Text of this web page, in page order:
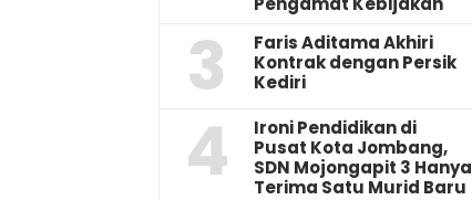
3
Faris Aditama Akhiri
Kontrak dengan Persik
Kediri
4
Ironi Pendidikan di
Pusat Kota Jombang,
SDN Mojongapit 3 Hanya
Terima Satu Murid Baru